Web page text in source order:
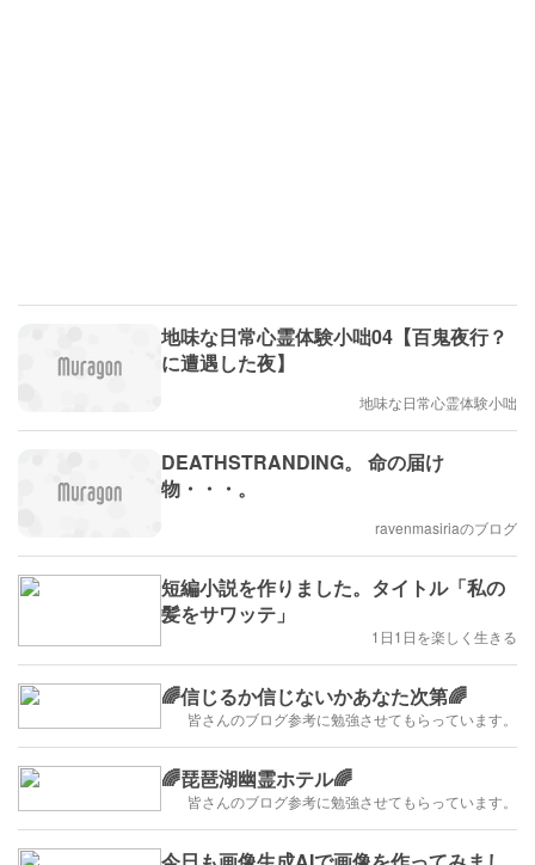
地味な日常心霊体験小咄04【百鬼夜行？
に遭遇した夜】
地味な日常心霊体験小咄
DEATHSTRANDING。 命の届け
物・・・。
ravenmasiriaのブログ
短編小説を作りました。タイトル「私の
髪をサワッテ」
1日1日を楽しく生きる
🌈信じるか信じないかあなた次第🌈
皆さんのブログ参考に勉強させてもらっています。
🌈琵琶湖幽霊ホテル🌈
皆さんのブログ参考に勉強させてもらっています。